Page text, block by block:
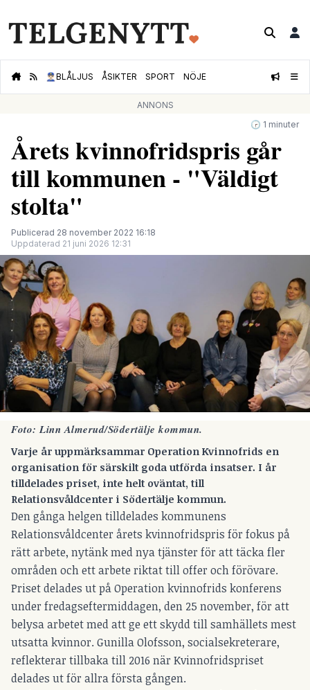
👮🏻‍♂️BLÅLJUS ÅSIKTER SPORT NÖJE
ANNONS
🕝 1 minuter
Årets kvinnofridspris går
till kommunen - "Väldigt
stolta"
Publicerad 28 november 2022 16:18
Uppdaterad 21 juni 2026 12:31
Foto: Linn Almerud/Södertälje kommun.
Varje år uppmärksammar Operation Kvinnofrids en
organisation för särskilt goda utförda insatser. I år
tilldelades priset, inte helt oväntat, till
Relationsvåldcenter i Södertälje kommun.
Den gånga helgen tilldelades kommunens
Relationsvåldcenter årets kvinnofridspris för fokus på
rätt arbete, nytänk med nya tjänster för att täcka fler
områden och ett arbete riktat till offer och förövare.
Priset delades ut på Operation kvinnofrids konferens
under fredagseftermiddagen, den 25 november, för att
belysa arbetet med att ge ett skydd till samhällets mest
utsatta kvinnor. Gunilla Olofsson, socialsekreterare,
reflekterar tillbaka till 2016 när Kvinnofridspriset
delades ut för allra första gången.